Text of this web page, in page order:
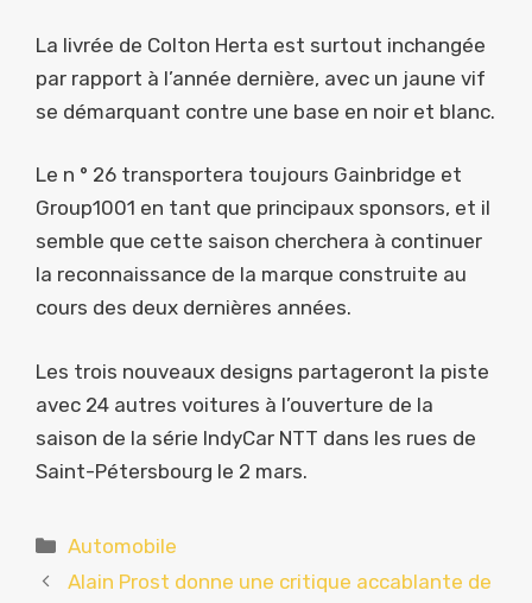
La livrée de Colton Herta est surtout inchangée
par rapport à l’année dernière, avec un jaune vif
se démarquant contre une base en noir et blanc.
Le n ° 26 transportera toujours Gainbridge et
Group1001 en tant que principaux sponsors, et il
semble que cette saison cherchera à continuer
la reconnaissance de la marque construite au
cours des deux dernières années.
Les trois nouveaux designs partageront la piste
avec 24 autres voitures à l’ouverture de la
saison de la série IndyCar NTT dans les rues de
Saint-Pétersbourg le 2 mars.
Catégories
Automobile
Alain Prost donne une critique accablante de